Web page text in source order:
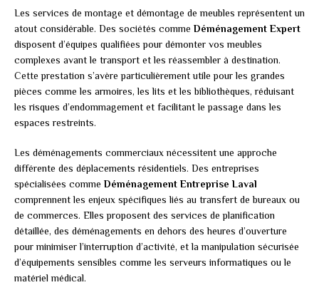
Les services de montage et démontage de meubles représentent un
atout considérable. Des sociétés comme Déménagement Expert
disposent d’équipes qualifiées pour démonter vos meubles
complexes avant le transport et les réassembler à destination.
Cette prestation s’avère particulièrement utile pour les grandes
pièces comme les armoires, les lits et les bibliothèques, réduisant
les risques d’endommagement et facilitant le passage dans les
espaces restreints.
Les déménagements commerciaux nécessitent une approche
différente des déplacements résidentiels. Des entreprises
spécialisées comme Déménagement Entreprise Laval
comprennent les enjeux spécifiques liés au transfert de bureaux ou
de commerces. Elles proposent des services de planification
détaillée, des déménagements en dehors des heures d’ouverture
pour minimiser l’interruption d’activité, et la manipulation sécurisée
d’équipements sensibles comme les serveurs informatiques ou le
matériel médical.